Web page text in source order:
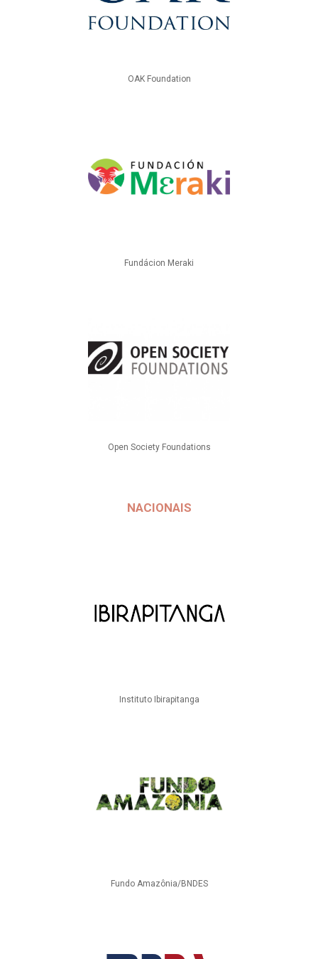
OAK Foundation
Fundácion Meraki
Open Society Foundations
NACIONAIS
Instituto Ibirapitanga
Fundo Amazônia/BNDES